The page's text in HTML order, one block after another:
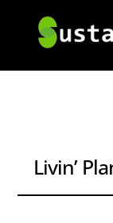
content
Livin’